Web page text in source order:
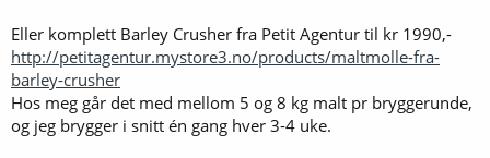
Eller komplett Barley Crusher fra Petit Agentur til kr 1990,-
http://petitagentur.mystore3.no/products/maltmolle-fra-
barley-crusher
Hos meg går det med mellom 5 og 8 kg malt pr bryggerunde,
og jeg brygger i snitt én gang hver 3-4 uke.